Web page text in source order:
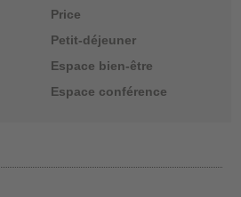
Price
Petit-déjeuner
Espace bien-être
Espace conférence